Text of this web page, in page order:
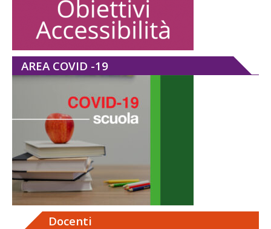
AREA COVID -19
Docenti